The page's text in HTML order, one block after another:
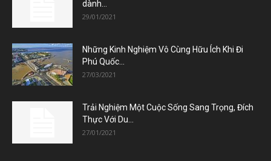
dành...
29/01/2021
Những Kinh Nghiệm Vô Cùng Hữu Ích Khi Đi
Phú Quốc...
27/03/2021
Trải Nghiệm Một Cuộc Sống Sang Trọng, Đích
Thực Với Du...
27/01/2021